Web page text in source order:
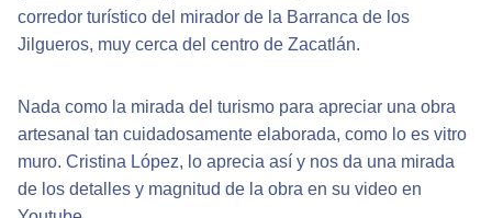
corredor turístico del mirador de la Barranca de los
Jilgueros, muy cerca del centro de Zacatlán.
Nada como la mirada del turismo para apreciar una obra
artesanal tan cuidadosamente elaborada, como lo es vitro
muro. Cristina López, lo aprecia así y nos da una mirada
de los detalles y magnitud de la obra en su video en